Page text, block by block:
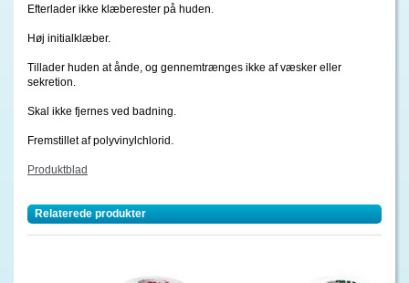
Efterlader ikke klæberester på huden.
Høj initialklæber.
Tillader huden at ånde, og gennemtrænges ikke af væsker eller
sekretion.
Skal ikke fjernes ved badning.
Fremstillet af polyvinylchlorid.
Produktblad
Relaterede produkter